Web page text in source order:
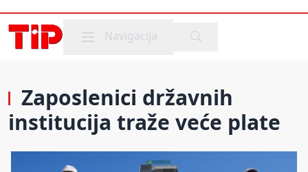
Mobile menu
Navigacija
Zaposlenici državnih
institucija traže veće plate